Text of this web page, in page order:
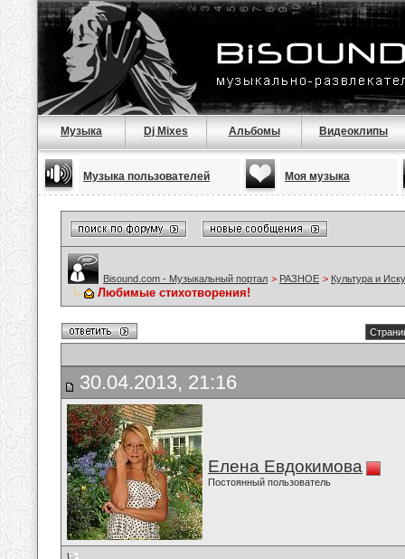
Музыка Dj Mixes Альбомы Видеоклипы
Музыка пользователей Моя музыка
Bisound.com - Музыкальный портал > РАЗНОЕ > Культура и
Любимые стихотворения!
30.04.2013, 21:16
Елена Евдокимова
Постоянный пользователь